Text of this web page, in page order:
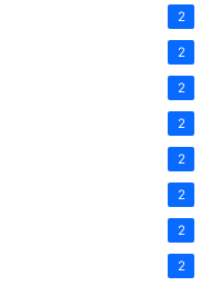
2
2
2
2
2
2
2
2